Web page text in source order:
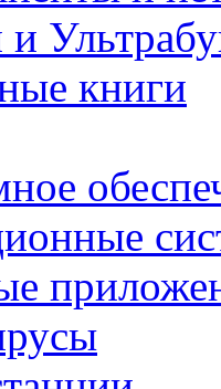
книги